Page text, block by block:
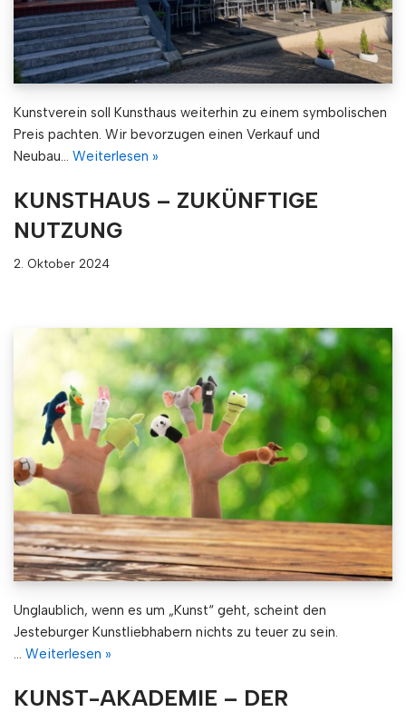
Kunstverein soll Kunsthaus weiterhin zu einem symbolischen
Preis pachten. Wir bevorzugen einen Verkauf und
Neubau… Weiterlesen »
KUNSTHAUS – ZUKÜNFTIGE
NUTZUNG
2. Oktober 2024
Unglaublich, wenn es um „Kunst“ geht, scheint den
Jesteburger Kunstliebhabern nichts zu teuer zu sein.
… Weiterlesen »
KUNST-AKADEMIE – DER